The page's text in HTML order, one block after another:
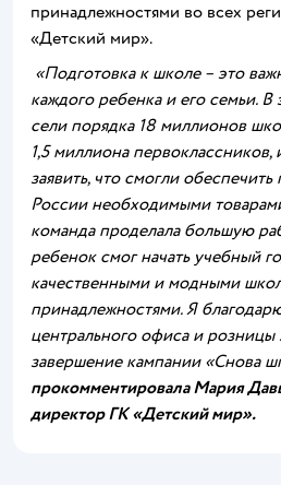
принадлежностями во всех
«Детский мир».
«Подготовка к школе – это
каждого ребенка и его семьи. В
сели порядка 18 миллионов
1,5 миллиона
заявить, что смогли
России необходимыми
команда проделала большую
ребенок смог начать учебный
качественными и модными
принадлежностями. Я
центрального офиса и розницы
завершение кампании «Снова
прокомментировала Мария
директор ГК «Детский мир».